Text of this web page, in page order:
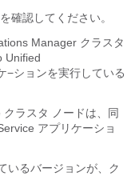
確認してください。
Manager クラスタ
Unified
−ションを実行している
クラスタ ノードは、同
アプリケーショ
いるバージョンが、ク